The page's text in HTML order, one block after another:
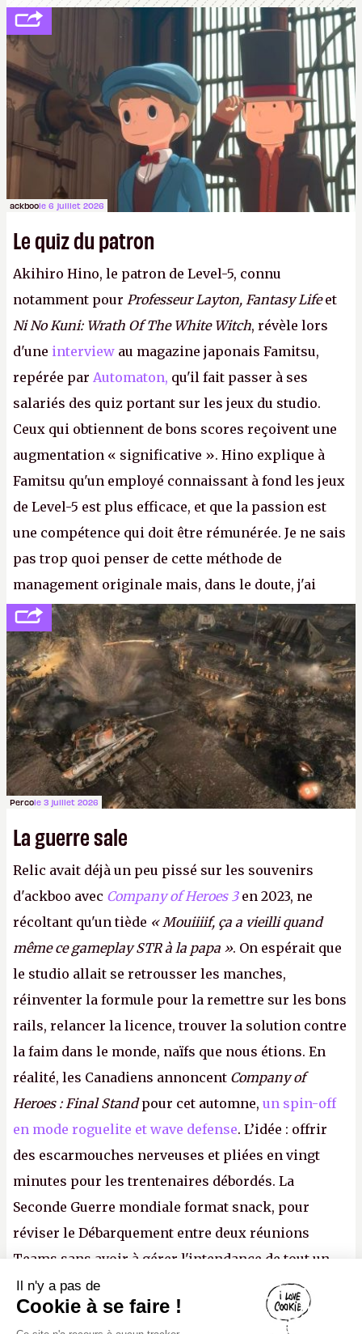
ackboole 6 juillet 2026
Le quiz du patron
Akihiro Hino, le patron de Level-5, connu
notamment pour Professeur Layton, Fantasy Lifeet
Ni No Kuni: Wrath Of The White Witch, révèle lors
d'une interview au magazine japonais Famitsu,
repérée par Automaton, qu'il fait passer à ses
salariés des quiz portant sur les jeux du studio.
Ceux qui obtiennent de bons scores reçoivent une
augmentation « significative ». Hino explique à
Famitsu qu'un employé connaissant à fond les jeux
de Level-5 est plus efficace, et que la passion est
une compétence qui doit être rémunérée. Je ne sais
pas trop quoi penser de cette méthode de
management originale mais, dans le doute, j'ai
décidé d'apprendre par cœur les 300 derniers
numéros deCanard PCavant de demander une
augmentation à Ivan Le Fou.A.
Percole 3 juillet 2026
La guerre sale
Relic avait déjà un peu pissé sur les souvenirs
d'ackboo avec Company of Heroes 3en 2023, ne
récoltant qu'un tiède « Mouiiiif, ça a vieilli quand
même ce gameplay STR à la papa ». On espérait que
le studio allait se retrousser les manches,
réinventer la formule pour la remettre sur les bons
rails, relancer la licence, trouver la solution contre
la faim dans le monde, naïfs que nous étions. En
réalité, les Canadiens annoncent Company of
Heroes : Final Standpour cet automne, un spin-off
en mode roguelite et wave defense. L’idée : offrir
des escarmouches nerveuses et pliées en vingt
minutes pour les trentenaires débordés. La
Seconde Guerre mondiale format snack, pour
réviser le Débarquement entre deux réunions
Teams sans avoir à gérer l'intendance de tout un
continent. Pauvre ackboo, après avoir uriné sur ses
bottes, Relic vient donc de déféquer dans son
Canard PC
Kiosque numérique
Il n'y a pas de
Cookie à se faire !